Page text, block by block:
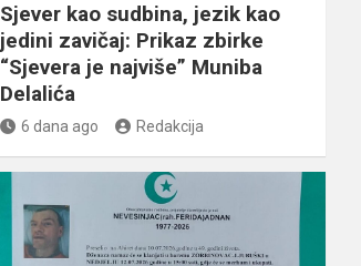
Sjever kao sudbina, jezik kao
jedini zavičaj: Prikaz zbirke
“Sjevera je najviše” Muniba
Delalića
6 dana ago Redakcija